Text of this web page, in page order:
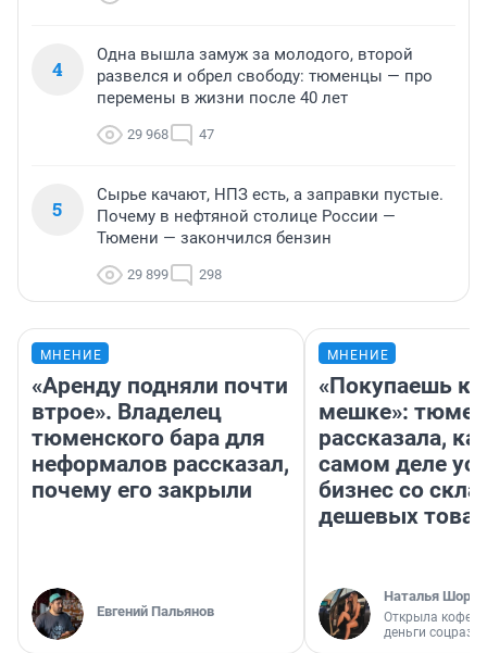
4
Одна вышла замуж за молодого, второй
развелся и обрел свободу: тюменцы — про
перемены в жизни после 40 лет
29 968 47
5
Сырье качают, НПЗ есть, а заправки пустые.
Почему в нефтяной столице России —
Тюмени — закончился бензин
29 899 298
МНЕНИЕ
«Аренду подняли почти
втрое». Владелец
тюменского бара для
неформалов рассказал,
почему его закрыли
Евгений Пальянов
МНЕНИЕ
«Покупаешь
мешке»:
рассказала,
самом деле
бизнес со
дешевых
Наталья
Открыла
деньги